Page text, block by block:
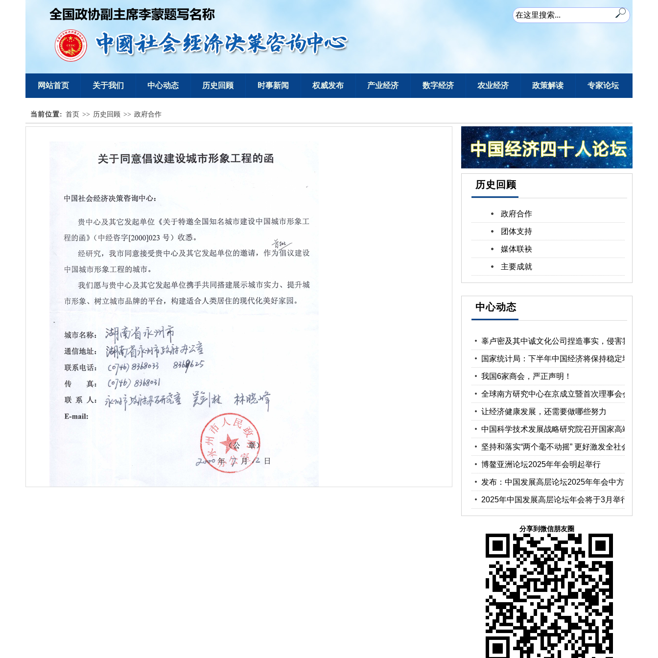
网站首页 关于我们 中心动态 历史回顾 时事新闻 权威发布 产业经济 数字经济 农业经济 政策解读 专家论坛
理事专栏
当前位置: 首页 >> 历史回顾 >> 政府合作
历史回顾
政府合作
团体支持
媒体联袂
主要成就
中心动态
辜卢密及其中诚文化公司捏造事实，侵害我
中心负责人名誉被法院判...
国家统计局：下半年中国经济将保持稳定增
长
我国6家商会，严正声明！
全球南方研究中心在京成立暨首次理事会会
议举行
让经济健康发展，还需要做哪些努力
中国科学技术发展战略研究院召开国家高端
智库第二届理事会成立大...
坚持和落实“两个毫不动摇” 更好激发全社会
内生动力和创新活力
博鳌亚洲论坛2025年年会明起举行
发布：中国发展高层论坛2025年年会中方
代表名单
2025年中国发展高层论坛年会将于3月举行
分享到微信朋友圈